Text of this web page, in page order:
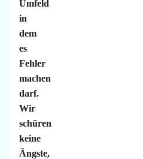
Umfeld
in
dem
es
Fehler
machen
darf.
Wir
schüren
keine
Ängste,